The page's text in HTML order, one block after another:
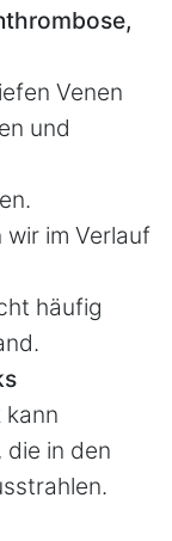
Venen
und
im Verlauf
häufig
kann
die in den